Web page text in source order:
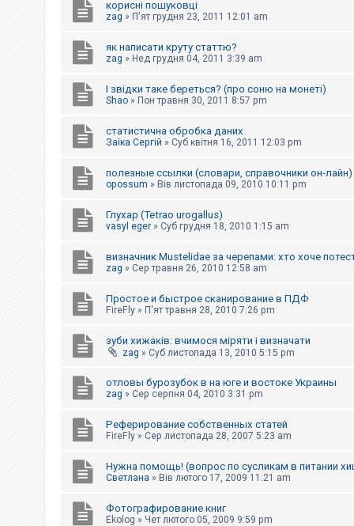
корисні пошуковці
zag » П'ят грудня 23, 2011 12:01 am
як написати круту статтю?
zag » Нед грудня 04, 2011 3:39 am
І звідки таке береться? (про соню на монеті)
Shao » Пон травня 30, 2011 8:57 pm
статистична обробка даних
Заїка Сергій » Суб квітня 16, 2011 12:03 pm
полезные ссылки (словари, справочники он-лайн)
opossum » Вів листопада 09, 2010 10:11 pm
Глухар (Tetrao urogallus)
vasyl eger » Суб грудня 18, 2010 1:15 am
визначник Mustelidae за черепами: хто хоче
zag » Сер травня 26, 2010 12:58 am
Простое и быстрое сканирование в ПДФ
FireFly » П'ят травня 28, 2010 7:26 pm
зуби хижаків: вчимося міряти і визначати
zag » Суб листопада 13, 2010 5:15 pm
отловы бурозубок в на юге и востоке Украины
zag » Сер серпня 04, 2010 3:31 pm
Реферирование собственных статей
FireFly » Сер листопада 28, 2007 5:23 am
Нужна помощь! (вопрос по сусликам в питании
Светлана » Вів лютого 17, 2009 11:21 am
Фотографирование книг
Ekolog » Чет лютого 05, 2009 9:59 pm